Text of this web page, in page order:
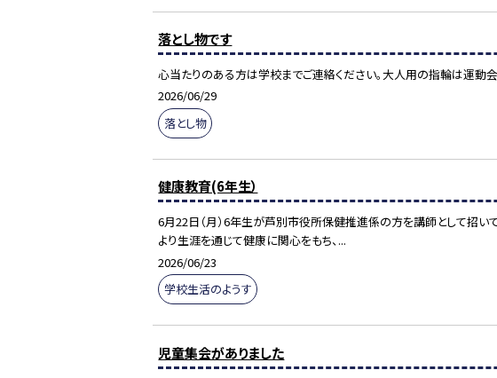
落とし物です
心当たりのある方は学校までご連絡ください。大人用の指輪は運動会
2026/06/29
落とし物
健康教育(6年生）
6月22日（月）6年生が芦別市役所保健推進係の方を講師として招い
より生涯を通じて健康に関心をもち、...
2026/06/23
学校生活のようす
児童集会がありました